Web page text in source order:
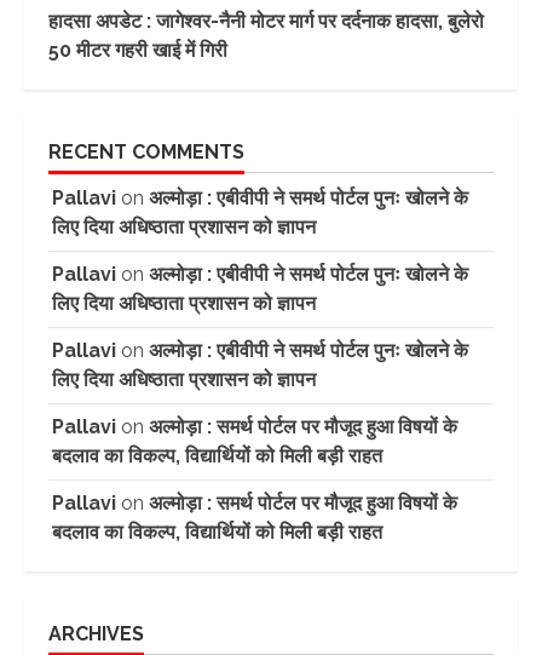
हादसा अपडेट : जागेश्वर-नैनी मोटर मार्ग पर दर्दनाक हादसा, बुलेरो
50 मीटर गहरी खाई में गिरी
RECENT COMMENTS
Pallavi on अल्मोड़ा : एबीवीपी ने समर्थ पोर्टल पुनः खोलने के
लिए दिया अधिष्ठाता प्रशासन को ज्ञापन
Pallavi on अल्मोड़ा : एबीवीपी ने समर्थ पोर्टल पुनः खोलने के
लिए दिया अधिष्ठाता प्रशासन को ज्ञापन
Pallavi on अल्मोड़ा : एबीवीपी ने समर्थ पोर्टल पुनः खोलने के
लिए दिया अधिष्ठाता प्रशासन को ज्ञापन
Pallavi on अल्मोड़ा : समर्थ पोर्टल पर मौजूद हुआ विषयों के
बदलाव का विकल्प, विद्यार्थियों को मिली बड़ी राहत
Pallavi on अल्मोड़ा : समर्थ पोर्टल पर मौजूद हुआ विषयों के
बदलाव का विकल्प, विद्यार्थियों को मिली बड़ी राहत
ARCHIVES